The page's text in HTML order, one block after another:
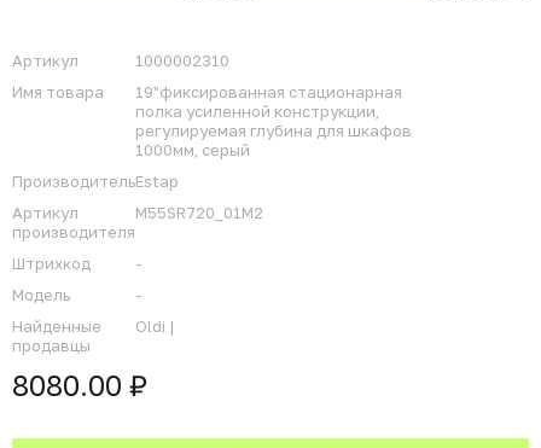
Артикул
1000002310
Имя товара
19"фиксированная стационарная
полка усиленной конструкции,
регулируемая глубина для шкафов
1000мм, серый
ПроизводительEstap
Артикул
производителя
M55SR720_01M2
Штрихкод
-
Модель
-
Найденные
продавцы
Oldi |
8080.00 ₽